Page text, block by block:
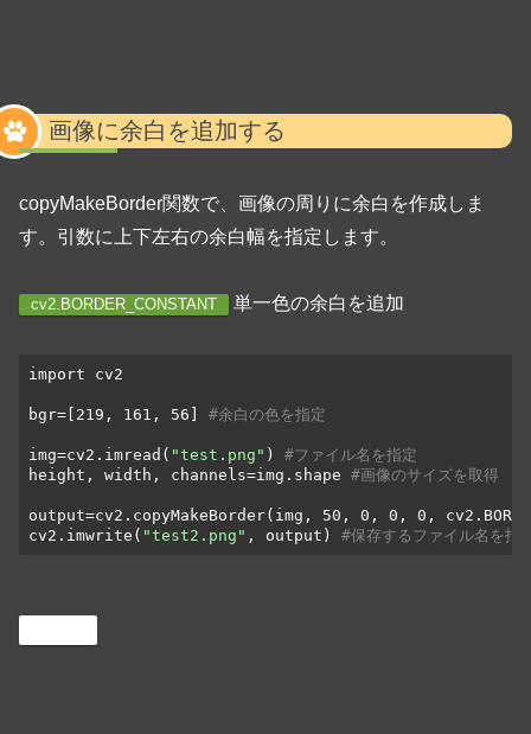
画像に余白を追加する
copyMakeBorder関数で、画像の周りに余白を作成しま
す。引数に上下左右の余白幅を指定します。
cv2.BORDER_CONSTANT 単一色の余白を追加
import cv2
bgr=[219, 161, 56] #余白の色を指定
img=cv2.imread( "test.png" ) #ファイル名を指定
height, width, channels=img.shape #画像のサイズを取得
output=cv2.copyMakeBorder(img, 50, 0, 0, 0,
cv2.imwrite( "test2.png" , output) #保存するファイル名を指